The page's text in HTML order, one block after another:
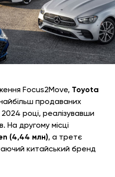
Focus2Move, Toyota
продаваних
році, реалізувавши
На другому місці
(4,44 млн), а третє
китайський бренд